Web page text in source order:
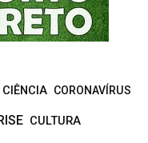
CIÊNCIA CORONAVÍRUS
CULTURA